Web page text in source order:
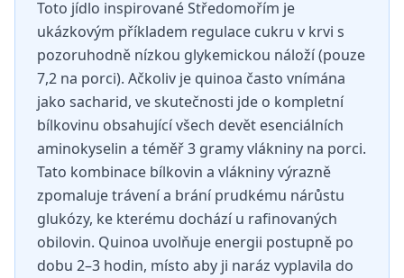
Toto jídlo inspirované Středomořím je
ukázkovým příkladem regulace cukru v krvi s
pozoruhodně nízkou glykemickou náloží (pouze
7,2 na porci). Ačkoliv je quinoa často vnímána
jako sacharid, ve skutečnosti jde o kompletní
bílkovinu obsahující všech devět esenciálních
aminokyselin a téměř 3 gramy vlákniny na porci.
Tato kombinace bílkovin a vlákniny výrazně
zpomaluje trávení a brání prudkému nárůstu
glukózy, ke kterému dochází u rafinovaných
obilovin. Quinoa uvolňuje energii postupně po
dobu 2–3 hodin, místo aby ji naráz vyplavila do